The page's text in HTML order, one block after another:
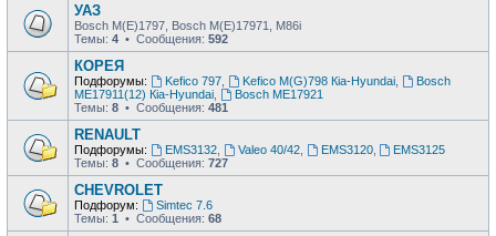
УАЗ
Bosch M(E)1797, Bosch M(E)17971, М86i
Темы: 4 • Сообщения: 592
КОРЕЯ
Подфорумы: Kefico 797, Kefico M(G)798 Кia-Hyundai,
Bosch
ME17911(12) Кia-Hyundai
Bosch ME17921
Темы: 8 • Сообщения: 481
RENAULT
Подфорумы: EMS3132, Valeo 40/42, EMS3120,
EMS3125
Темы: 8 • Сообщения: 727
CHEVROLET
Подфорум:
Simtec 7.6
Темы: 1 • Сообщения: 68